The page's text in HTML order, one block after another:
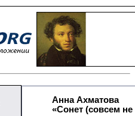
Анна Ахматова
«Сонет (совсем не